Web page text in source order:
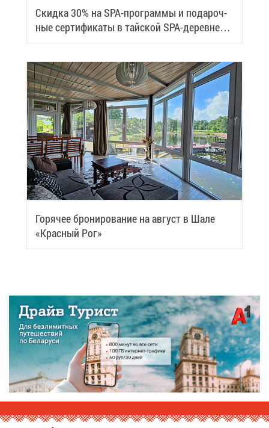
Скид­ка 30% на SPA-про­грам­мы и по­да­роч­
ные сер­ти­фи­ка­ты в тай­ской SPA-де­ревне
Samui
Го­ря­чее бро­ни­ро­ва­ние на ав­густ в Ша­ле
«Крас­ный Рог»